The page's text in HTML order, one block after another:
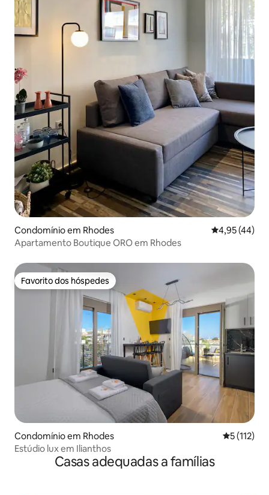
Condomínio em Rhodes Classificação
4,95 (44)
Apartamento Boutique ORO em Rhodes
Favorito dos hóspedes
Favorito dos hóspedes
Condomínio em Rhodes
5 (112)
Estúdio lux em Ilianthos
Casas adequadas a famílias